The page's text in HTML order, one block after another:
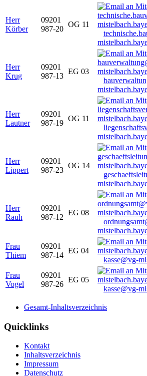
Herr
Körber
09201
987-20
OG 11
Herr
Krug
09201
987-13
EG 03
Herr
Lautner
09201
987-19
OG 11
Herr
Lippert
09201
987-23
OG 14
Herr
Rauh
09201
987-12
EG 08
Frau
Thiem
09201
987-14
EG 04
kasse@vg-
Frau
Vogel
09201
987-26
EG 05
kasse@vg-
Gesamt-Inhaltsverzeichnis
Quicklinks
Kontakt
Inhaltsverzeichnis
Impressum
Datenschutz